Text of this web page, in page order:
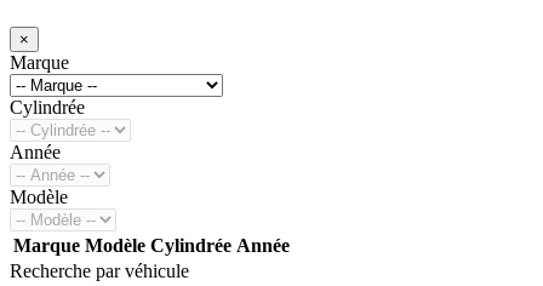
×
Marque
Cylindrée
Année
Modèle
Marque Modèle Cylindrée Année
Recherche par véhicule